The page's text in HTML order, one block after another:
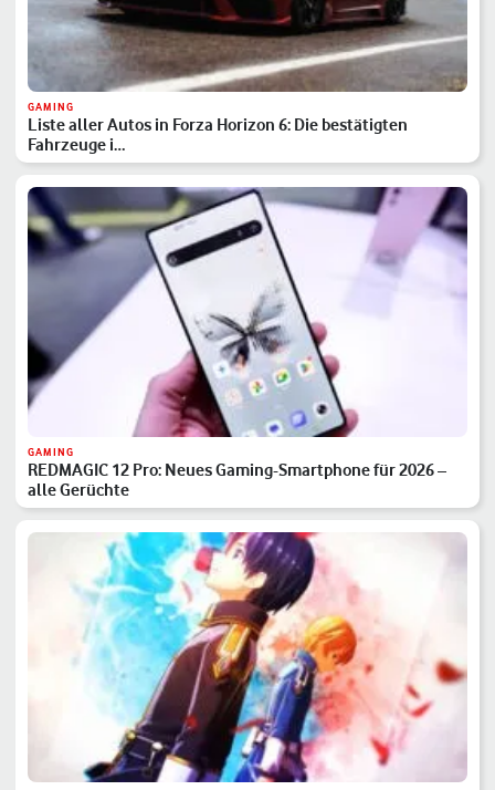
GAMING
Liste aller Autos in Forza Horizon 6: Die bestätigten
Fahrzeuge i…
GAMING
REDMAGIC 12 Pro: Neues Gaming-Smartphone für 2026 –
alle Gerüchte